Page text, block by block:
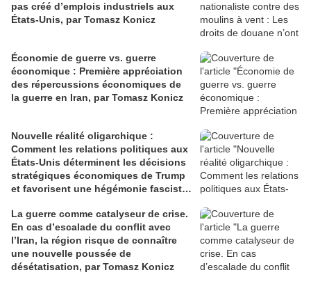
pas créé d’emplois industriels aux
États-Unis, par Tomasz Konicz
Économie de guerre vs. guerre
économique : Première appréciation
des répercussions économiques de
la guerre en Iran, par Tomasz Konicz
Nouvelle réalité oligarchique :
Comment les relations politiques aux
États-Unis déterminent les décisions
stratégiques économiques de Trump
et favorisent une hégémonie fasciste,
La guerre comme catalyseur de crise.
En cas d’escalade du conflit avec
l’Iran, la région risque de connaître
une nouvelle poussée de
désétatisation, par Tomasz Konicz